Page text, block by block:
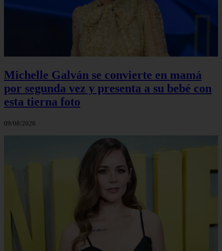
Michelle Galván se convierte en mamá
por segunda vez y presenta a su bebé con
esta tierna foto
09/08/2026